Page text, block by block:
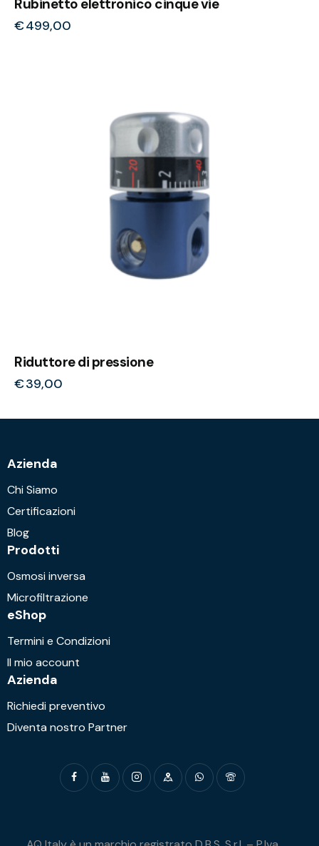
Rubinetto elettronico cinque vie
€499,00
Riduttore di pressione
€39,00
Azienda
Chi Siamo
Certificazioni
Blog
Prodotti
Osmosi inversa
Microfiltrazione
eShop
Termini e Condizioni
Il mio account
Azienda
Richiedi preventivo
Diventa nostro Partner